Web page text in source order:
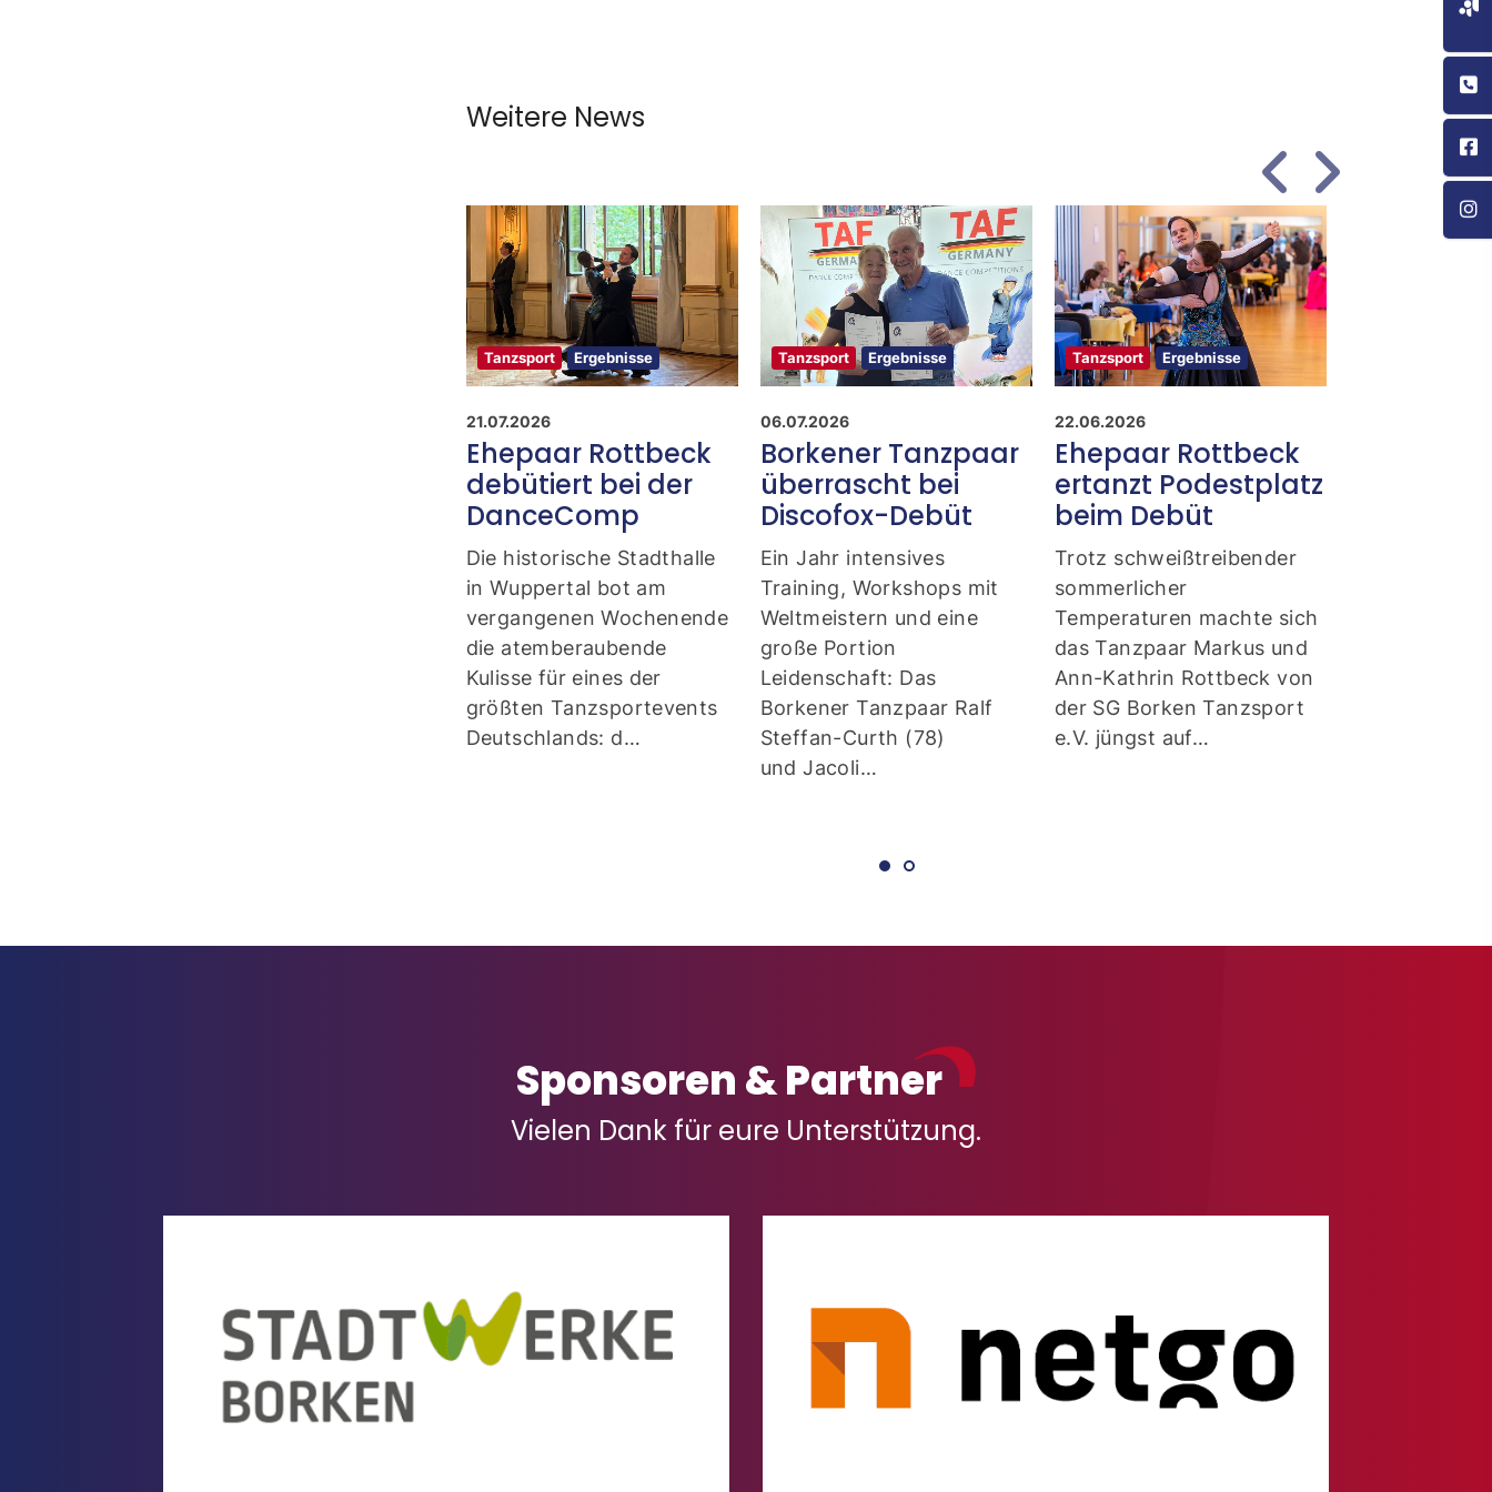
Weitere News
Tanzsport Ergebnisse
21.07.2026
Ehepaar Rottbeck
debütiert bei der
DanceComp
Die historische Stadthalle
in Wuppertal bot am
vergangenen Wochenende
die atemberaubende
Kulisse für eines der
größten Tanzsportevents
Deutschlands: d…
Tanzsport Ergebnisse
06.07.2026
Borkener Tanzpaar
überrascht bei
Discofox-Debüt
Ein Jahr intensives
Training, Workshops mit
Weltmeistern und eine
große Portion
Leidenschaft: Das Borkener
Tanzpaar Ralf Steffan-
Curth (78) und Jacoli…
Tanzsport Ergebnisse
22.06.2026
Ehepaar Rottbeck
ertanzt Podestplatz
beim Debüt
Trotz schweißtreibender
sommerlicher
Temperaturen machte sich
das Tanzpaar Markus und
Ann-Kathrin Rottbeck von
der SG Borken Tanzsport
e.V. jüngst auf…
Sponsoren & Partner
Vielen Dank für eure Unterstützung.